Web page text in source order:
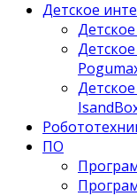
Детское
ПО